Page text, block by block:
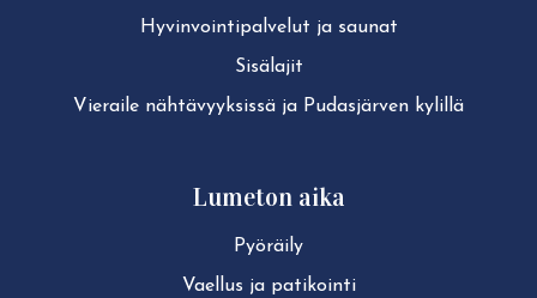
Hy­vin­voin­ti­pal­ve­lut ja saunat
Sisälajit
Vieraile näh­tä­vyyk­sis­sä ja Pudasjärven kylillä
Lumeton aika
Pyöräily
Vaellus ja patikointi